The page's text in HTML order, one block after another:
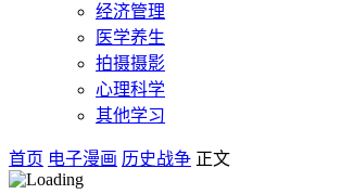
经济管理
医学养生
拍摄摄影
心理科学
其他学习
首页 电子漫画 历史战争 正文